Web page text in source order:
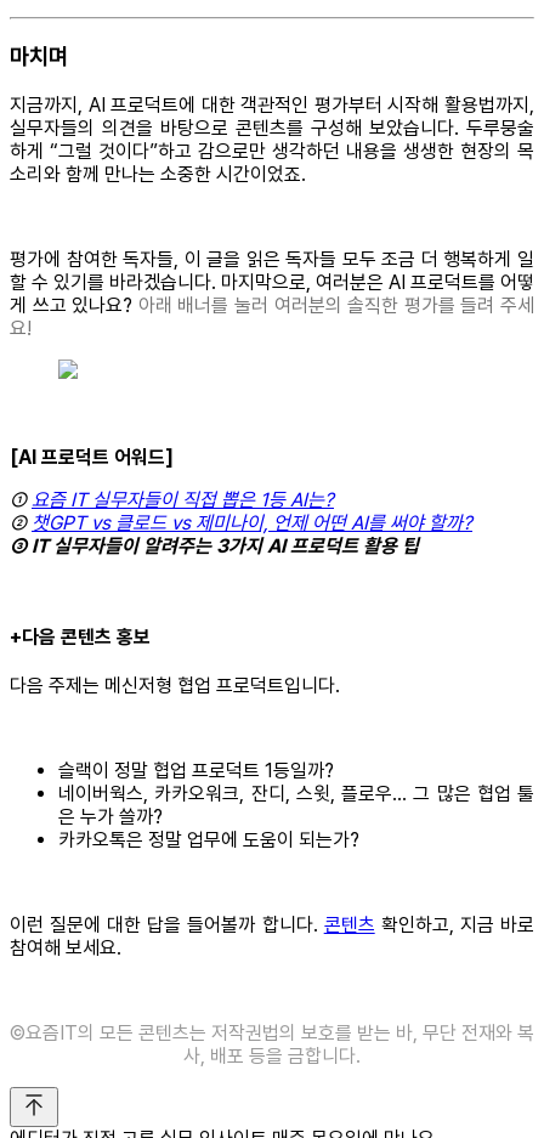
마치며
지금까지, AI 프로덕트에 대한 객관적인 평가부터 시작해 활용법까지,
실무자들의 의견을 바탕으로 콘텐츠를 구성해 보았습니다. 두루뭉술
하게 “그럴 것이다”하고 감으로만 생각하던 내용을 생생한 현장의 목
소리와 함께 만나는 소중한 시간이었죠.
평가에 참여한 독자들, 이 글을 읽은 독자들 모두 조금 더 행복하게 일
할 수 있기를 바라겠습니다. 마지막으로, 여러분은 AI 프로덕트를 어떻
게 쓰고 있나요? 아래 배너를 눌러 여러분의 솔직한 평가를 들려 주세
요!
[AI 프로덕트 어워드]
① 요즘 IT 실무자들이 직접 뽑은 1등 AI는?
② 챗GPT vs 클로드 vs 제미나이, 언제 어떤 AI를 써야 할까?
③ IT 실무자들이 알려주는 3가지 AI 프로덕트 활용 팁
+다음 콘텐츠 홍보
다음 주제는 메신저형 협업 프로덕트입니다.
슬랙이 정말 협업 프로덕트 1등일까?
네이버웍스, 카카오워크, 잔디, 스윗, 플로우… 그 많은 협업 툴
은 누가 쓸까?
카카오톡은 정말 업무에 도움이 되는가?
이런 질문에 대한 답을 들어볼까 합니다. 콘텐츠 확인하고, 지금 바로
참여해 보세요.
©️요즘IT의 모든 콘텐츠는 저작권법의 보호를 받는 바, 무단 전재와 복
사, 배포 등을 금합니다.